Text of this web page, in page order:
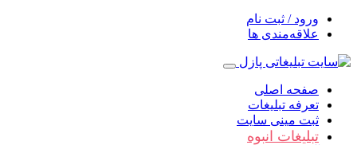
ورود / ثبت نام
علاقه‌مندی ها
صفحه اصلی
تعرفه تبلیغات
ثبت مینی سایت
تبلیغات انبوه